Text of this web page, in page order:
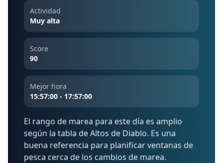
Actividad
Muy alta
Score
90
Mejor hora
15:57:00 - 17:57:00
El rango de marea para este día es amplio
según la tabla de Altos de Diablo. Es una
buena referencia para planificar ventanas de
pesca cerca de los cambios de marea.